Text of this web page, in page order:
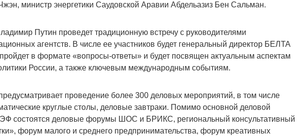
министр энергетики Саудовской Аравии Абдельазиз Бен Сальман.
Путин проведет традиционную встречу с руководителями
агентств. В числе ее участников будет генеральный директор БЕЛТА
в формате «вопросы-ответы» и будет посвящен актуальным аспектам
России, а также ключевым международным событиям.
проведение более 300 деловых мероприятий, в том числе
круглые столы, деловые завтраки. Помимо основной деловой
состоятся деловые форумы ШОС и БРИКС, региональный консультативный
форум малого и среднего предпринимательства, форум креативных